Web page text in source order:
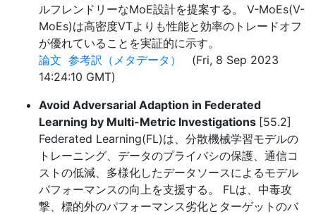
ルフレンドリーなMoE設計を提案する。 V-MoEs(V-
MoEs)は高密度VTよりも性能と効率のトレードオフ
が優れていることを実証的に示す。
論文 参考訳（メタデータ）
(Fri, 8 Sep 2023
14:24:10 GMT)
Avoid Adversarial Adaption in Federated
Learning by Multi-Metric Investigations [55.2]
Federated Learning(FL)は、分散機械学習モデルの
トレーニング、データのプライバシの保護、通信コ
ストの低減、多様化したデータソースによるモデル
パフォーマンスの向上を支援する。 FLは、中毒攻
撃、標的外のパフォーマンス劣化とターゲットのバ